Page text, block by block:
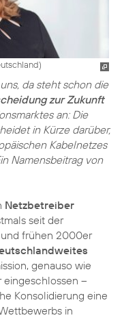
)
da steht schon die
zur Zukunft
an: Die
in Kürze darüber,
Kabelnetzes
Namensbeitrag von
Netzbetreiber
seit der
frühen 2000er
genauso wie
–
Konsolidierung eine
in